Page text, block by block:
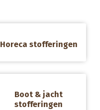
Horeca stofferingen
Boot & jacht
stofferingen